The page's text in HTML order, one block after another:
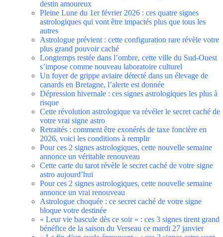
destin amoureux
Pleine Lune du 1er février 2026 : ces quatre signes
astrologiques qui vont être impactés plus que tous les
autres
Astrologue prévient : cette configuration rare révèle votre
plus grand pouvoir caché
Longtemps restée dans l’ombre, cette ville du Sud-Ouest
s’impose comme nouveau laboratoire culturel
Un foyer de grippe aviaire détecté dans un élevage de
canards en Bretagne, l’alerte est donnée
Dépression hivernale : ces signes astrologiques les plus à
risque
Cette révolution astrologique va révéler le secret caché de
votre vrai signe astro
Retraités : comment être exonérés de taxe foncière en
2026, voici les conditions à remplir
Pour ces 2 signes astrologiques, cette nouvelle semaine
annonce un véritable renouveau
Cette carte du tarot révèle le secret caché de votre signe
astro aujourd’hui
Pour ces 2 signes astrologiques, cette nouvelle semaine
annonce un vrai renouveau
Astrologue choquée : ce secret caché de votre signe
bloque votre destinée
« Leur vie bascule dès ce soir » : ces 3 signes tirent grand
bénéfice de la saison du Verseau ce mardi 27 janvier